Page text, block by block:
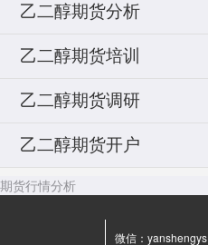
乙二醇期货分析
乙二醇期货培训
乙二醇期货调研
乙二醇期货开户
期货行情分析
微信：yanshengys